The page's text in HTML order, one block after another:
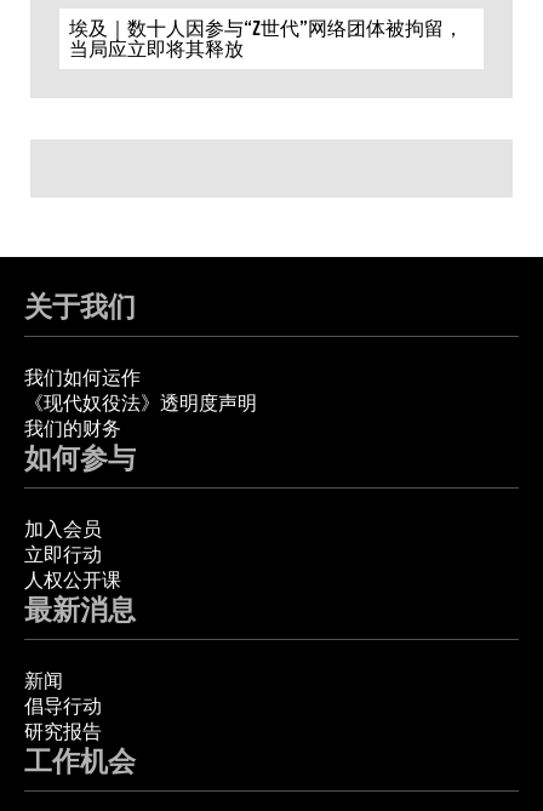
埃及｜数十人因参与“Z世代”网络团体被拘留，
当局应立即将其释放
关于我们
我们如何运作
《现代奴役法》透明度声明
我们的财务
如何参与
加入会员
立即行动
人权公开课
最新消息
新闻
倡导行动
研究报告
工作机会